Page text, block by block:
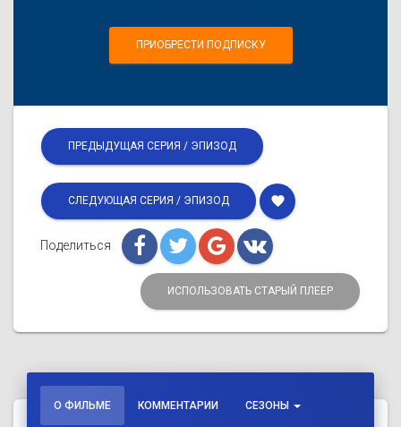
ПРИОБРЕСТИ ПОДПИСКУ
ПРЕДЫДУЩАЯ СЕРИЯ / ЭПИЗОД
СЛЕДУЮЩАЯ СЕРИЯ / ЭПИЗОД favorite
Поделиться
ИСПОЛЬЗОВАТЬ СТАРЫЙ ПЛЕЕР
О ФИЛЬМЕ КОММЕНТАРИИ СЕЗОНЫ